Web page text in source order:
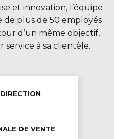
et innovation, l’équipe
de plus de 50 employés
d’un même objectif,
service à sa clientèle.
DE VENTE